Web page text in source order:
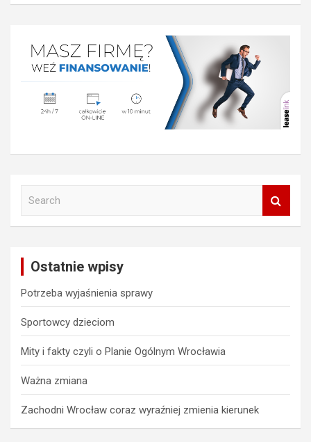
Ostatnie wpisy
Potrzeba wyjaśnienia sprawy
Sportowcy dzieciom
Mity i fakty czyli o Planie Ogólnym Wrocławia
Ważna zmiana
Zachodni Wrocław coraz wyraźniej zmienia kierunek